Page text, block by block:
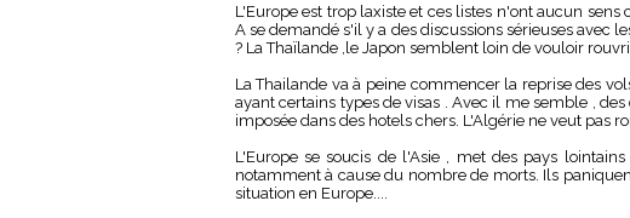
L'Europe est trop laxiste et ces listes n'ont aucun
A se demandé s'il y a des discussions sérieuses avec
? La Thaïlande ,le Japon semblent loin de vouloir
La Thailande va à peine commencer la reprise des
ayant certains types de visas . Avec il me semble ,
imposée dans des hotels chers. L'Algérie ne veut pas
L'Europe se soucis de l'Asie , met des pays
notamment à cause du nombre de morts. Ils
situation en Europe....